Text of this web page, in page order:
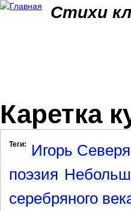
Стихи
Каретка
Теги: Игорь
поэзия
серебряного